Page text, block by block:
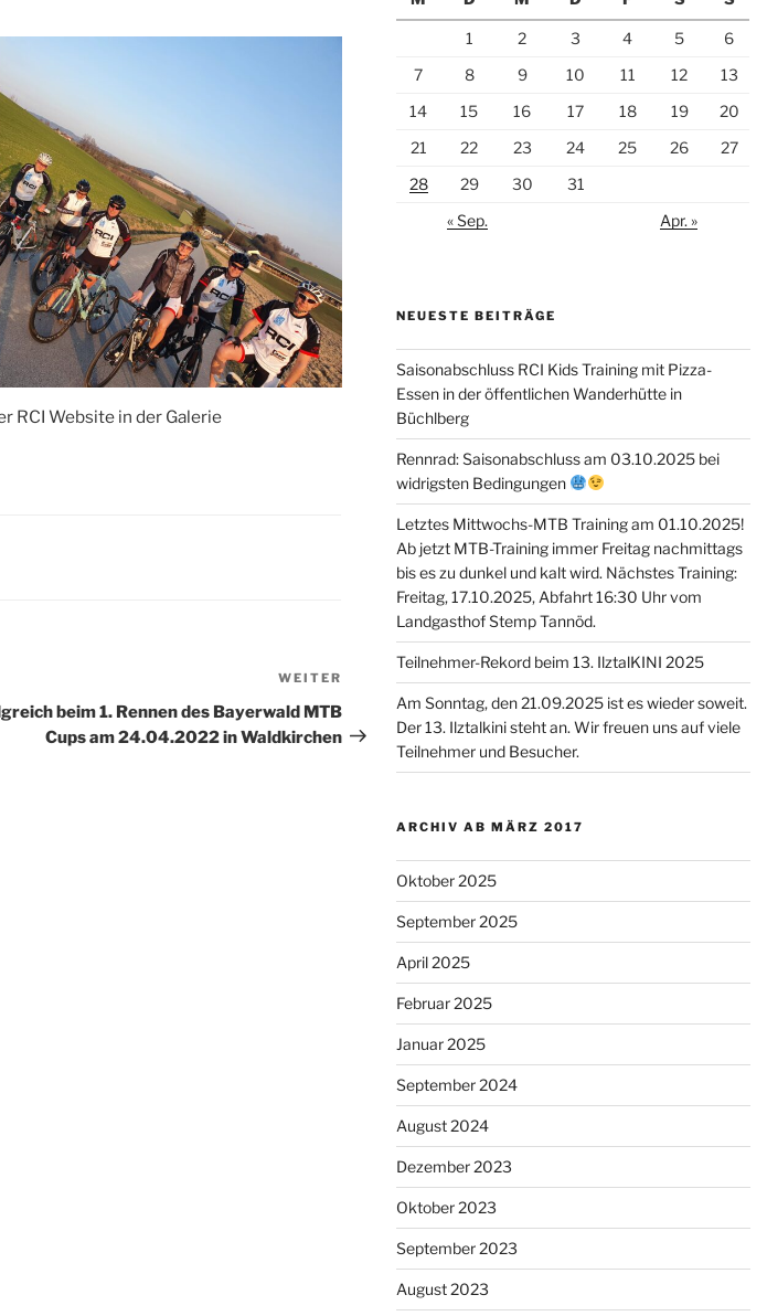
RCI Website in der Galerie
Nächster
Beitrag
WEITER
beim 1. Rennen des Bayerwald MTB
Cups am 24.04.2022 in Waldkirchen
1 2 3 4 5
6
7
8 9 10 11 12
13
14
15 16 17 18 19
20
21
22 23 24 25 26
27
28
29 30
31
« Sep.
Apr. »
NEUESTE BEITRÄGE
Saisonabschluss RCI Kids Training mit Pizza-
Essen in der öffentlichen Wanderhütte in
Büchlberg
Rennrad: Saisonabschluss am 03.10.2025 bei
widrigsten Bedingungen
Letztes Mittwochs-MTB Training am 01.10.2025!
Ab jetzt MTB-Training immer Freitag nachmittags
bis es zu dunkel und kalt wird. Nächstes Training:
Freitag, 17.10.2025, Abfahrt 16:30 Uhr vom
Landgasthof Stemp Tannöd.
Teilnehmer-Rekord beim 13. IlztalKINI 2025
Am Sonntag, den 21.09.2025 ist es wieder soweit.
Der 13. Ilztalkini steht an. Wir freuen uns auf viele
Teilnehmer und Besucher.
ARCHIV AB MÄRZ 2017
Oktober 2025
September 2025
April 2025
Februar 2025
Januar 2025
September 2024
August 2024
Dezember 2023
Oktober 2023
September 2023
August 2023